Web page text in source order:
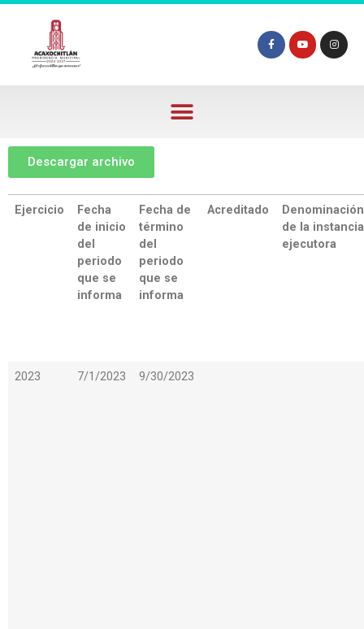
Descargar archivo
Ejercicio
Fecha
de inicio
del
periodo
que se
informa
Fecha de
término
del
periodo
que se
informa
Acreditado
Denominación
de la instancia
ejecutora
2023 7/1/2023 9/30/2023